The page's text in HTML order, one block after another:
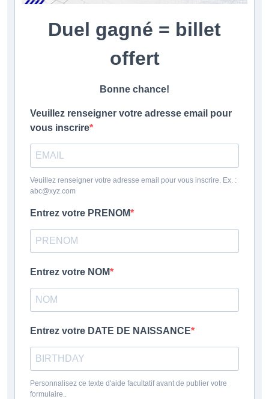
ACTUALITÉS
LS E-SHOP
L’APP DU LS
LS ACADEMY CAMPS
MATCH DES CELEBRITES
PRESSE ET MEDIAS
Duel gagné = billet
offert
Bonne chance!
Veuillez renseigner votre adresse email pour
vous inscrire
Veuillez renseigner votre adresse email pour vous inscrire. Ex. :
abc@xyz.com
Entrez votre PRENOM
Entrez votre NOM
Entrez votre DATE DE NAISSANCE
Personnalisez ce texte d'aide facultatif avant de publier votre
formulaire..